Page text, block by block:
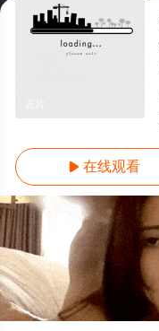
 在线观看